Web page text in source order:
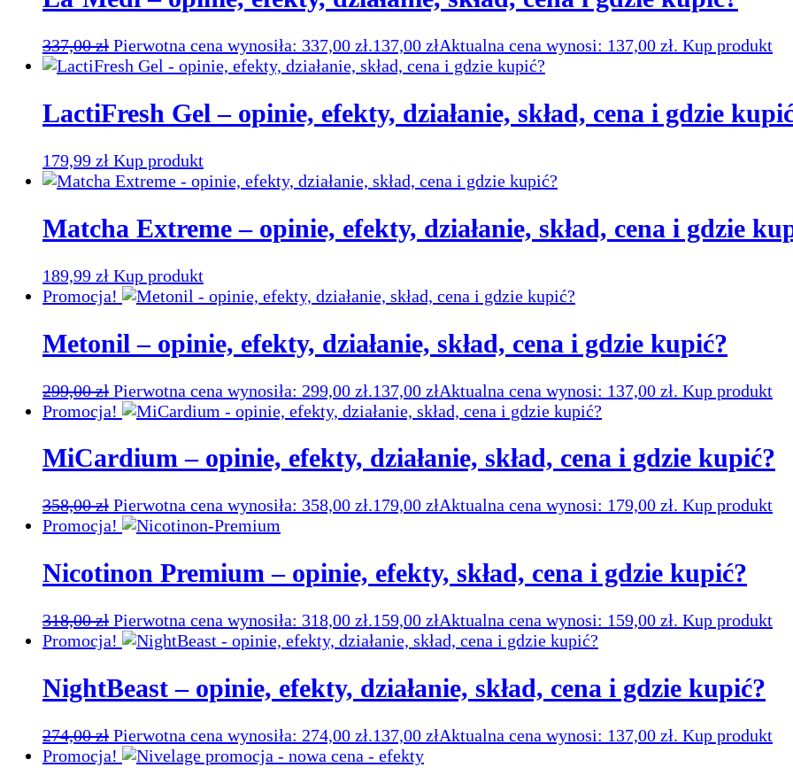
337,00zł Pierwotna cena wynosiła: 337,00 zł.137,00 złAktualna cena wynosi: 137,00 zł. Kup produkt
LactiFresh Gel – opinie, efekty, działanie, skład, cena i gdzie
179,99 zł Kup produkt
Matcha Extreme – opinie, efekty, działanie, skład, cena i gdzie
189,99 zł Kup produkt
Promocja!
Metonil – opinie, efekty, działanie, skład, cena i gdzie kupić?
299,00zł Pierwotna cena wynosiła: 299,00 zł.137,00 złAktualna cena wynosi: 137,00 zł. Kup produkt
Promocja!
MiCardium – opinie, efekty, działanie, skład, cena i gdzie kupić?
358,00zł Pierwotna cena wynosiła: 358,00 zł.179,00 złAktualna cena wynosi: 179,00 zł. Kup produkt
Promocja!
Nicotinon Premium – opinie, efekty, skład, cena i gdzie kupić?
318,00zł Pierwotna cena wynosiła: 318,00 zł.159,00 złAktualna cena wynosi: 159,00 zł. Kup produkt
Promocja!
NightBeast – opinie, efekty, działanie, skład, cena i gdzie kupić?
274,00zł Pierwotna cena wynosiła: 274,00 zł.137,00 złAktualna cena wynosi: 137,00 zł. Kup produkt
Promocja!